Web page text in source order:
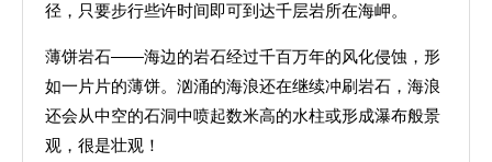
径，只要步行些许时间即可到达千层岩所在海岬。
薄饼岩石——海边的岩石经过千百万年的风化侵蚀，形
如一片片的薄饼。汹涌的海浪还在继续冲刷岩石，海浪
还会从中空的石洞中喷起数米高的水柱或形成瀑布般景
观，很是壮观！